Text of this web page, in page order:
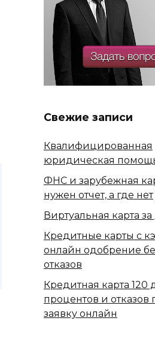
Свежие записи
Квалифицированная
юридическая
ФНС и зарубежная
нужен отчет, а где нет
Виртуальная карта
Кредитные карты с
онлайн одобрение
отказов
Кредитная карта 120
процентов и отказов
заявку онлайн